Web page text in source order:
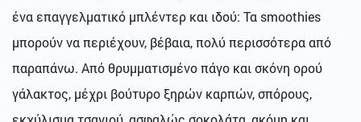
ένα επαγγελματικό μπλέντερ και ιδού: Τα smoothies
μπορούν να περιέχουν, βέβαια, πολύ περισσότερα από
παραπάνω. Από θρυμματισμένο πάγο και σκόνη ορού
γάλακτος, μέχρι βούτυρο ξηρών καρπών, σπόρους,